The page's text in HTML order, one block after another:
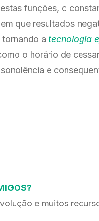
funções, o
que resultados
tornando a tecnologia
o horário de
e
e muitos